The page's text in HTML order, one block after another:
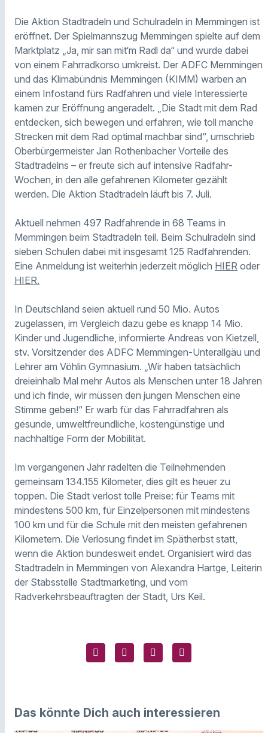
Die Aktion Stadtradeln und Schulradeln in Memmingen ist
eröffnet. Der Spielmannszug Memmingen spielte auf dem
Marktplatz „Ja, mir san mit‘m Radl da“ und wurde dabei
von einem Fahrradkorso umkreist. Der ADFC Memmingen
und das Klimabündnis Memmingen (KIMM) warben an
einem Infostand fürs Radfahren und viele Interessierte
kamen zur Eröffnung angeradelt. „Die Stadt mit dem Rad
entdecken, sich bewegen und erfahren, wie toll manche
Strecken mit dem Rad optimal machbar sind“, umschrieb
Oberbürgermeister Jan Rothenbacher Vorteile des
Stadtradelns – er freute sich auf intensive Radfahr-
Wochen, in den alle gefahrenen Kilometer gezählt
werden. Die Aktion Stadtradeln läuft bis 7. Juli.
Aktuell nehmen 497 Radfahrende in 68 Teams in
Memmingen beim Stadtradeln teil. Beim Schulradeln sind
sieben Schulen dabei mit insgesamt 125 Radfahrenden.
Eine Anmeldung ist weiterhin jederzeit möglich HIER oder
HIER.
In Deutschland seien aktuell rund 50 Mio. Autos
zugelassen, im Vergleich dazu gebe es knapp 14 Mio.
Kinder und Jugendliche, informierte Andreas von Kietzell,
stv. Vorsitzender des ADFC Memmingen-Unterallgäu und
Lehrer am Vöhlin Gymnasium. „Wir haben tatsächlich
dreieinhalb Mal mehr Autos als Menschen unter 18 Jahren
und ich finde, wir müssen den jungen Menschen eine
Stimme geben!“ Er warb für das Fahrradfahren als
gesunde, umweltfreundliche, kostengünstige und
nachhaltige Form der Mobilität.
Im vergangenen Jahr radelten die Teilnehmenden
gemeinsam 134.155 Kilometer, dies gilt es heuer zu
toppen. Die Stadt verlost tolle Preise: für Teams mit
mindestens 500 km, für Einzelpersonen mit mindestens
100 km und für die Schule mit den meisten gefahrenen
Kilometern. Die Verlosung findet im Spätherbst statt,
wenn die Aktion bundesweit endet. Organisiert wird das
Stadtradeln in Memmingen von Alexandra Hartge, Leiterin
der Stabsstelle Stadtmarketing, und vom
Radverkehrsbeauftragten der Stadt, Urs Keil.
Das könnte Dich auch interessieren